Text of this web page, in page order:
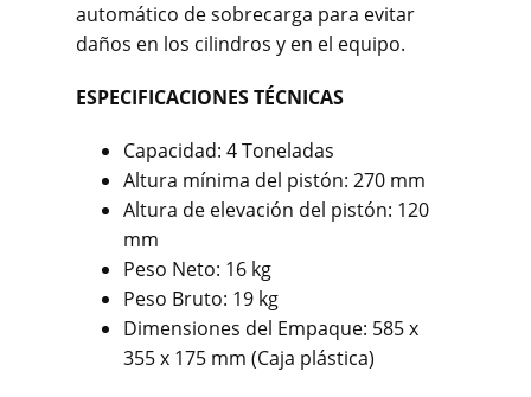
automático de sobrecarga para evitar
daños en los cilindros y en el equipo.
ESPECIFICACIONES TÉCNICAS
Capacidad: 4 Toneladas
Altura mínima del pistón: 270 mm
Altura de elevación del pistón: 120
mm
Peso Neto: 16 kg
Peso Bruto: 19 kg
Dimensiones del Empaque: 585 x
355 x 175 mm (Caja plástica)